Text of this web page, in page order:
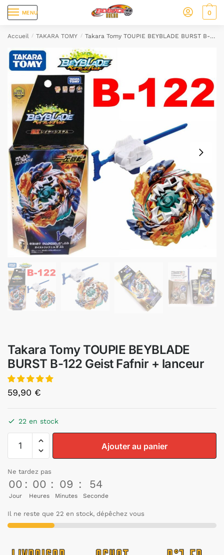
MENU 0
Accueil / TAKARA TOMY / Takara Tomy TOUPIE BEYBLADE BURST B-122 Geist Fafnir + lanceur
Takara Tomy TOUPIE BEYBLADE
BURST B-122 Geist Fafnir + lanceur
59,90 €
22 en stock
Ajouter au panier
Ne tardez pas
00
Jour
: 00
Heures
: 09
Minutes
: 54
Seconde
Il ne reste que 22 en stock, dépêchez vous